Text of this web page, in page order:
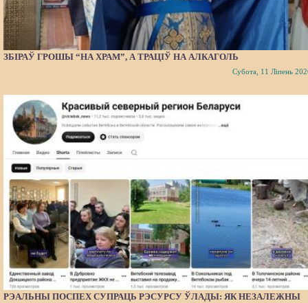
ЗБІРАЎ ГРОШЫ “НА ХРАМ”, А ТРАЦІЎ НА АЛКАГОЛЬ
Субота, 11 Ліпень
РЭАЛЬНЫ ПОСПЕХ СУПРАЦЬ РЭСУРСУ ЎЛАДЫ: ЯК НЕЗАЛЕЖНЫ